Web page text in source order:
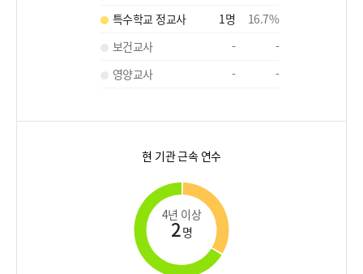
특수학교 정교사
1명 16.7%
보건교사
-
-
영양교사
- -
현 기관 근속 연수
4년 이상
2명